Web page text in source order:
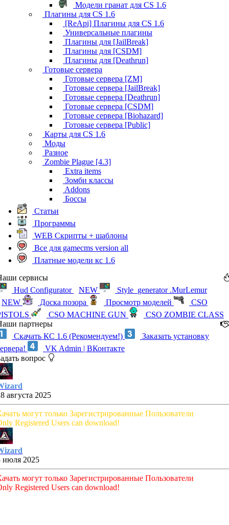
Модели гранат для CS 1.6
Плагины для CS 1.6
[ReApi] Плагины для CS 1.6
Универсальные плагины
Плагины для [JailBreak]
Плагины для [CSDM]
Плагины для [Deathrun]
Готовые сервера
Готовые сервера [ZM]
Готовые сервера [JailBreak]
Готовые сервера [Deathrun]
Готовые сервера [CSDM]
Готовые сервера [Biohazard]
Готовые сервера [Public]
Карты для CS 1.6
Моды
Разное
Zombie Plague [4.3]
Extra items
Зомби классы
Addons
Боссы
Статьи
Программы
WEB Скрипты + шаблоны
Все для gamecms version all
Платные модели кс 1.6
сервисы
Hud Configurator
NEW
Style_generator .MurLemur
NEW
Доска позора Просмотр моделей
CSO
CSO MACHINE GUN
CSO ZOMBIE CLASS
партнеры
Скачать КС 1.6 (Рекомендуем!)
Заказать установку
VK Admin | ВКонтакте
вопрос
августа 2025
могут только Зарегистрированные Пользователи
Registered Users can download!
июля 2025
могут только Зарегистрированные Пользователи
Registered Users can download!